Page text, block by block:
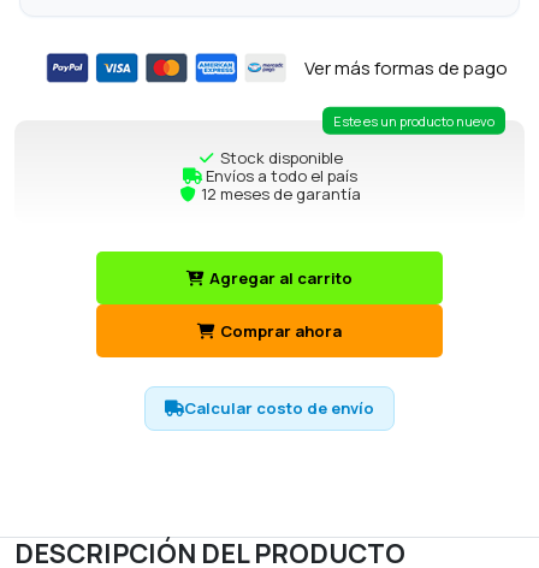
Ver más formas de pago
Este es un producto nuevo
Stock disponible
Envíos a todo el país
12 meses de garantía
Agregar al carrito
Comprar ahora
Calcular costo de envío
DESCRIPCIÓN DEL PRODUCTO